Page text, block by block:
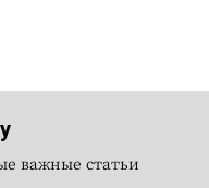
важные статьи